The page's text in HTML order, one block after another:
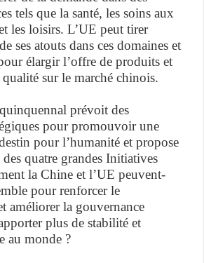
tels que la santé, les soins aux
les loisirs. L’UE peut tirer
ses atouts dans ces domaines et
élargir l’offre de produits et
qualité sur le marché chinois.
prévoit des
pour promouvoir une
pour l’humanité et propose
quatre grandes Initiatives
la Chine et l’UE peuvent-
pour renforcer le
améliorer la gouvernance
plus de stabilité et
au monde ?